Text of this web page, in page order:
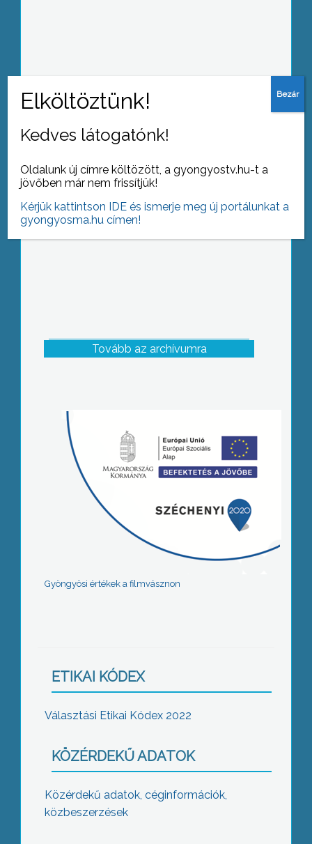
Kétnapos kihelyezett ülést tart a
Intézetben az MSZP agrár-
vidékfejlesztési munkacsoportja
Tovább az archívumra
Gyöngyösi értékek a filmvásznon
ETIKAI KÓDEX
Választási Etikai Kódex 2022
KÖZÉRDEKŰ ADATOK
Közérdekű adatok, céginformációk,
közbeszerzések
Kedves látogatónk!
Oldalunk új címre költözött, a gyongyostv.hu-t a
jövőben már nem frissítjük!
Kérjük kattintson IDE és ismerje meg új portálunkat a
gyongyosma.hu címen!